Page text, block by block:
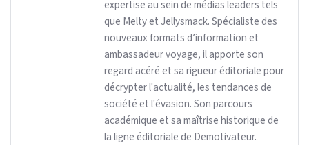
expertise au sein de médias leaders tels
que Melty et Jellysmack. Spécialiste des
nouveaux formats d’information et
ambassadeur voyage, il apporte son
regard acéré et sa rigueur éditoriale pour
décrypter l'actualité, les tendances de
société et l'évasion. Son parcours
académique et sa maîtrise historique de
la ligne éditoriale de Demotivateur.